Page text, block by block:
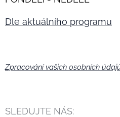
Dle aktuálního programu
Zpracování vašich osobních
SLEDUJTE NÁS: